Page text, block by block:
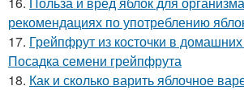
рекомендациях по употреблению
17. Грейпфрут из косточки в
Посадка семени грейпфрута
18. Как и сколько варить яблочное